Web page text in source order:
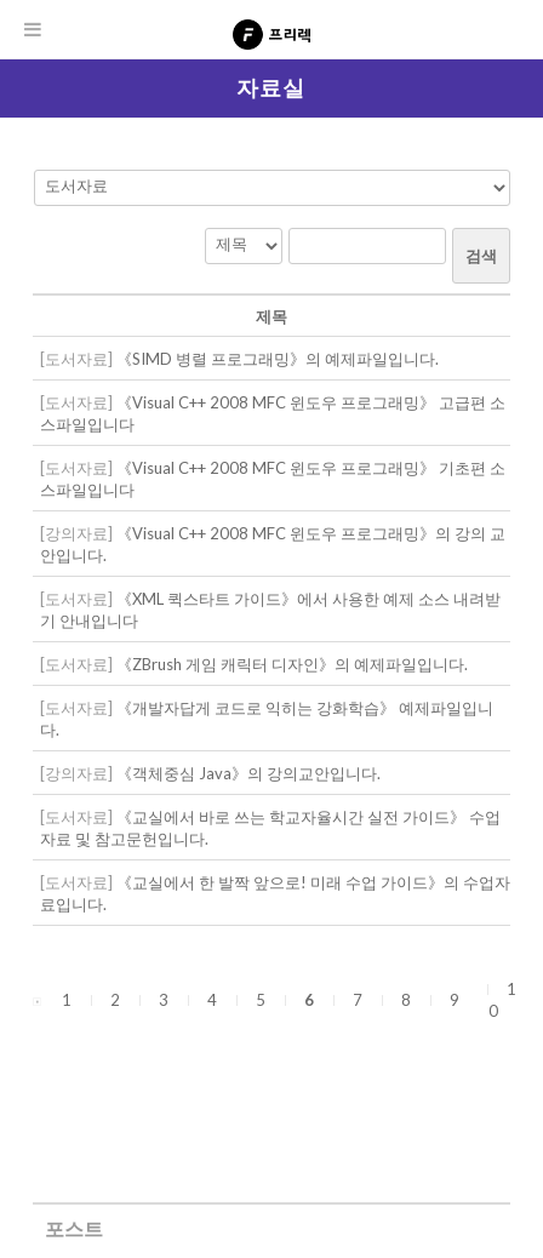
자료실
검색
제목
[도서자료] 《SIMD 병렬 프로그래밍》의 예제파일입니다.
[도서자료]
《Visual C++ 2008 MFC 윈도우 프로그래밍》 고급편 소
스파일입니다
[도서자료]
《Visual C++ 2008 MFC 윈도우 프로그래밍》 기초편 소
스파일입니다
[강의자료]
《Visual C++ 2008 MFC 윈도우 프로그래밍》의 강의 교
안입니다.
[도서자료]
《XML 퀵스타트 가이드》에서 사용한 예제 소스 내려받
기 안내입니다
[도서자료] 《ZBrush 게임 캐릭터 디자인》의 예제파일입니다.
[도서자료]
《개발자답게 코드로 익히는 강화학습》 예제파일입니
다.
[강의자료] 《객체중심 Java》의 강의교안입니다.
[도서자료]
《교실에서 바로 쓰는 학교자율시간 실전 가이드》 수업
자료 및 참고문헌입니다.
[도서자료]
《교실에서 한 발짝 앞으로! 미래 수업 가이드》의 수업자
료입니다.
1 2 3 4 5 6 7 8 9
1
0
포스트